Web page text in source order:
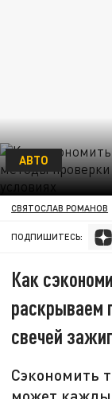
АВТО
СВЯТОСЛАВ РОМАНОВ
ПОДПИШИТЕСЬ:
Как
раскрываем
свечей
Сэкономить
может